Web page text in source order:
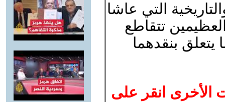
التي عاشا
تتقاطع
يتعلق بنقدهما
الأخرى انقر على